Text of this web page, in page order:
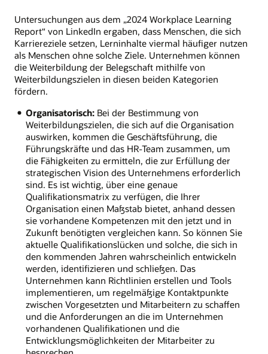
Untersuchungen aus dem „2024 Workplace Learning
Report“ von LinkedIn ergaben, dass Menschen, die sich
Karriereziele setzen, Lerninhalte viermal häufiger nutzen
als Menschen ohne solche Ziele. Unternehmen können
die Weiterbildung der Belegschaft mithilfe von
Weiterbildungszielen in diesen beiden Kategorien
fördern.
Organisatorisch:Bei der Bestimmung von
Weiterbildungszielen, die sich auf die Organisation
auswirken, kommen die Geschäftsführung, die
Führungskräfte und das HR-Team zusammen, um
die Fähigkeiten zu ermitteln, die zur Erfüllung der
strategischen Vision des Unternehmens erforderlich
sind. Es ist wichtig, über eine genaue
Qualifikationsmatrix zu verfügen, die Ihrer
Organisation einen Maßstab bietet, anhand dessen
sie vorhandene Kompetenzen mit den jetzt und in
Zukunft benötigten vergleichen kann. So können Sie
aktuelle Qualifikationslücken und solche, die sich in
den kommenden Jahren wahrscheinlich entwickeln
werden, identifizieren und schließen. Das
Unternehmen kann Richtlinien erstellen und Tools
implementieren, um regelmäßige Kontaktpunkte
zwischen Vorgesetzten und Mitarbeitern zu schaffen
und die Anforderungen an die im Unternehmen
vorhandenen Qualifikationen und die
Entwicklungsmöglichkeiten der Mitarbeiter zu